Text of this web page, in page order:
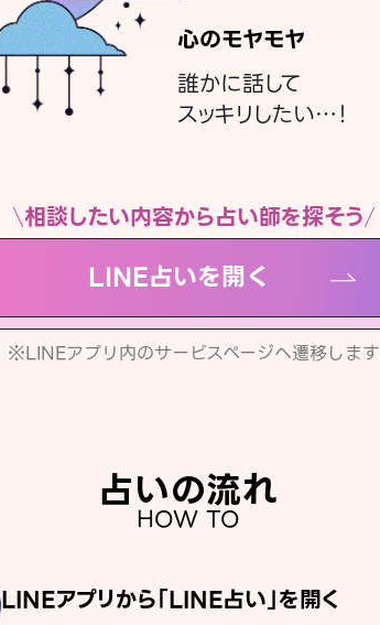
心のモヤモヤ
誰かに話して
スッキリしたい…！
相談したい内容から占い師を探そう
LINE占いを開く
※LINEアプリ内のサービスページへ遷移します
占いの流れ
HOW TO
LINEアプリから「LINE占い」を開く